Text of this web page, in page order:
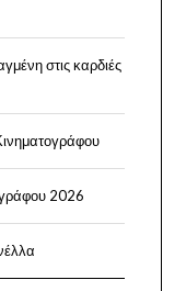
στις καρδιές
2026